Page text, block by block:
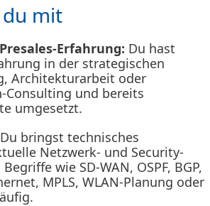
mit
Erfahrung: Du hast
in der strategischen
Architekturarbeit oder
Consulting und bereits
umgesetzt.
Du bringst technisches
Netzwerk- und Security-
wie SD-WAN, OSPF, BGP,
MPLS, WLAN-Planung oder